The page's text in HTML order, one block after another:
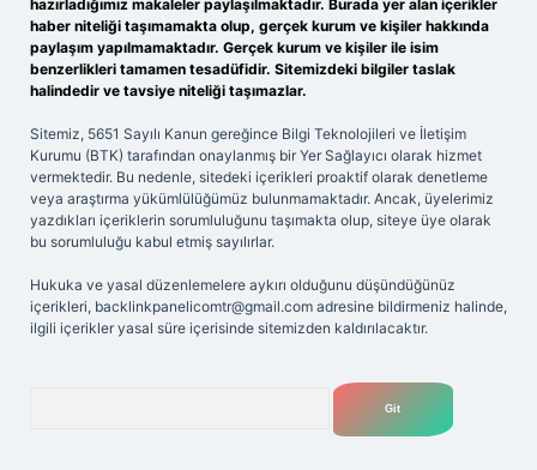
hazırladığımız makaleler paylaşılmaktadır. Burada yer alan içerikler
haber niteliği taşımamakta olup, gerçek kurum ve kişiler hakkında
paylaşım yapılmamaktadır. Gerçek kurum ve kişiler ile isim
benzerlikleri tamamen tesadüfidir. Sitemizdeki bilgiler taslak
halindedir ve tavsiye niteliği taşımazlar.
Sitemiz, 5651 Sayılı Kanun gereğince Bilgi Teknolojileri ve İletişim
Kurumu (BTK) tarafından onaylanmış bir Yer Sağlayıcı olarak hizmet
vermektedir. Bu nedenle, sitedeki içerikleri proaktif olarak denetleme
veya araştırma yükümlülüğümüz bulunmamaktadır. Ancak, üyelerimiz
yazdıkları içeriklerin sorumluluğunu taşımakta olup, siteye üye olarak
bu sorumluluğu kabul etmiş sayılırlar.
Hukuka ve yasal düzenlemelere aykırı olduğunu düşündüğünüz
içerikleri, backlinkpanelicomtr@gmail.com adresine bildirmeniz halinde,
ilgili içerikler yasal süre içerisinde sitemizden kaldırılacaktır.